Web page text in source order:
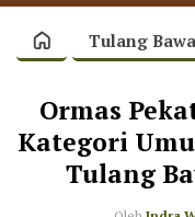
Tulang
Ormas
Kategori
Tulang